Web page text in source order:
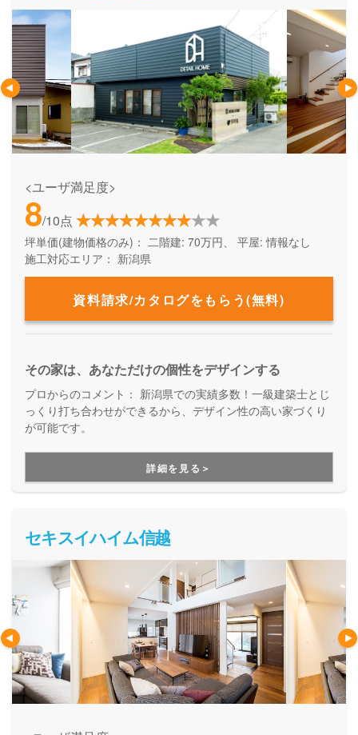
<ユーザ満足度>
8/10点
坪単価(建物価格のみ)： 二階建: 70万円、 平屋: 情報なし
施工対応エリア： 新潟県
資料請求/カタログをもらう(無料)
その家は、あなただけの個性をデザインする
プロからのコメント： 新潟県での実績多数！一級建築士とじ
っくり打ち合わせができるから、デザイン性の高い家づくり
が可能です。
詳細を見る＞
セキスイハイム信越